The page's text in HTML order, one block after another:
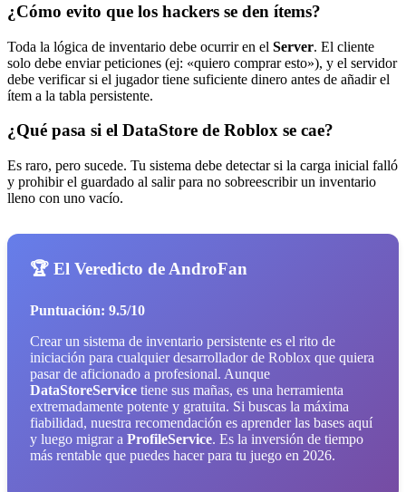
¿Cómo evito que los hackers se den ítems?
Toda la lógica de inventario debe ocurrir en el Server. El cliente
solo debe enviar peticiones (ej: «quiero comprar esto»), y el servidor
debe verificar si el jugador tiene suficiente dinero antes de añadir el
ítem a la tabla persistente.
¿Qué pasa si el DataStore de Roblox se cae?
Es raro, pero sucede. Tu sistema debe detectar si la carga inicial falló
y prohibir el guardado al salir para no sobreescribir un inventario
lleno con uno vacío.
🏆 El Veredicto de AndroFan
Puntuación: 9.5/10
Crear un sistema de inventario persistente es el rito de
iniciación para cualquier desarrollador de Roblox que quiera
pasar de aficionado a profesional. Aunque
DataStoreService tiene sus mañas, es una herramienta
extremadamente potente y gratuita. Si buscas la máxima
fiabilidad, nuestra recomendación es aprender las bases aquí
y luego migrar a ProfileService. Es la inversión de tiempo
más rentable que puedes hacer para tu juego en 2026.